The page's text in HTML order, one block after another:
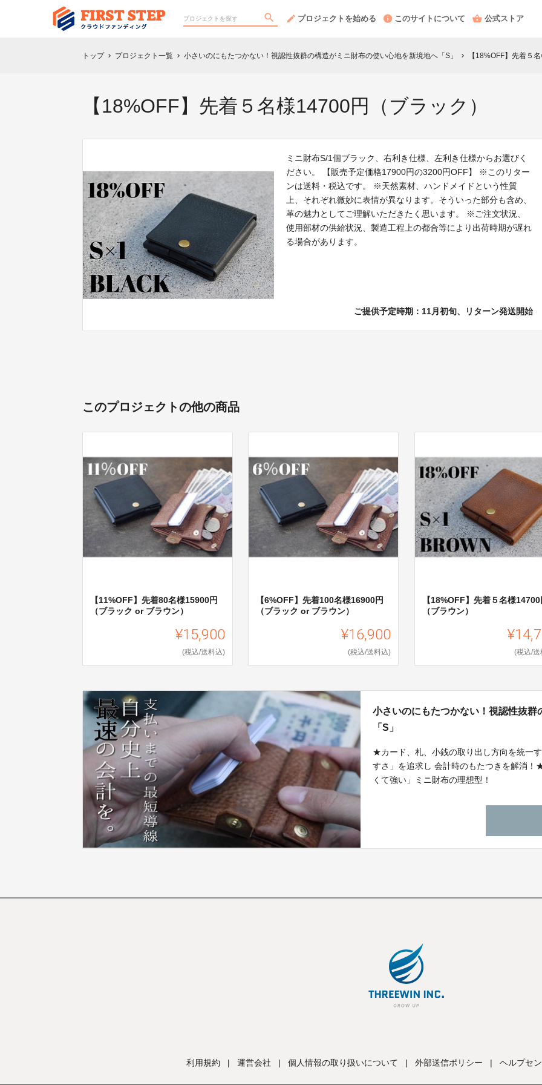
プロジェクトを始める このサイトについて 公式ストア
トップ chevron_right プロジェクト一覧 chevron_right 小さいのにもたつかない！視認性抜群の構造がミニ財布の使い心地を新境地へ「S」 chevron_right 【18%OFF】先着５
【18%OFF】先着５名様14700円（ブラック）
ミニ財布S/1個ブラック、右利き仕様、左利き仕様からお選びく
ださい。 【販売予定価格17900円の3200円OFF】 ※このリター
ンは送料・税込です。 ※天然素材、ハンドメイドという性質
上、それぞれ微妙に表情が異なります。そういった部分も含め、
革の魅力としてご理解いただきたく思います。 ※ご注文状況、
使用部材の供給状況、製造工程上の都合等により出荷時期が遅れ
る場合があります。
ご提供予定時期：11月初旬、リターン発送開始
このプロジェクトの他の商品
【11%OFF】先着80名様15900円
（ブラック or ブラウン）
¥15,900
(税込/送料込)
【6%OFF】先着100名様16900円
（ブラック or ブラウン）
¥16,900
(税込/送料込)
【18%OFF】先着５名様14700
（ブラウン）
(税込/送
小さいのにもたつかない！視認性抜
「S」
★カード、札、小銭の取り出し方向を統一
すさ」を追求し 会計時のもたつきを解消
くて強い」ミニ財布の理想型！
利用規約 | 運営会社 | 個人情報の取り扱いについて | 外部送信ポリシー | ヘルプセ